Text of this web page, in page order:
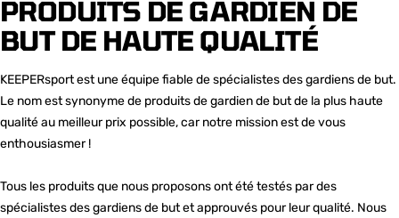
PRODUITS DE GARDIEN DE
BUT DE HAUTE QUALITÉ
KEEPERsport est une équipe fiable de spécialistes des gardiens de but.
Le nom est synonyme de produits de gardien de but de la plus haute
qualité au meilleur prix possible, car notre mission est de vous
enthousiasmer !
Tous les produits que nous proposons ont été testés par des
spécialistes des gardiens de but et approuvés pour leur qualité. Nous